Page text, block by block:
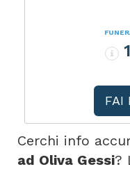
FAI
Cerchi info
ad Oliva Gessi?